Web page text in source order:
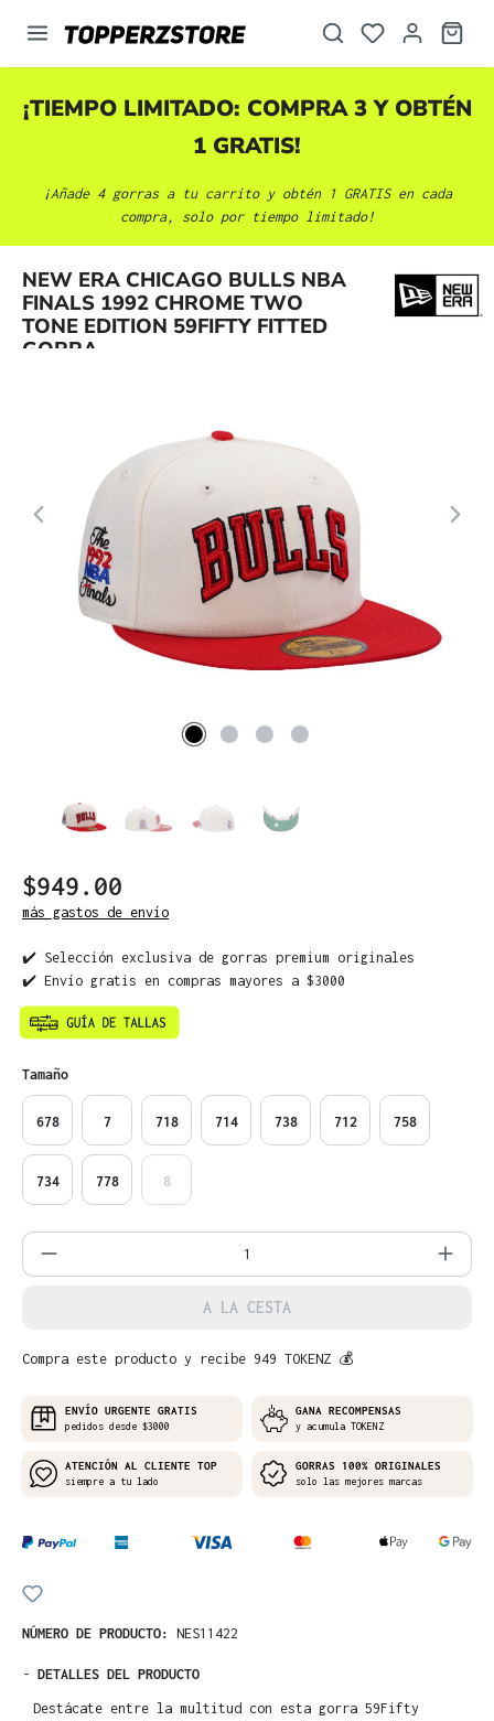
principal
¡TIEMPO LIMITADO: COMPRA 3 Y OBTÉN
1 GRATIS!
¡Añade 4 gorras a tu carrito y obtén 1 GRATIS en cada
compra, solo por tiempo limitado!
NEW ERA CHICAGO BULLS NBA
FINALS 1992 CHROME TWO
TONE EDITION 59FIFTY FITTED
GORRA
Omitir galería de imágenes
$949.00
más gastos de envío
✔️ Selección exclusiva de gorras premium originales
✔️ Envío gratis en compras mayores a $3000
Seleccione
Tamaño
678 7 718 714 738 712 758
734 778 8
Cantidad del producto: introduce la
A LA CESTA
Compra este producto y recibe 949 TOKENZ 💰
ENVÍO URGENTE GRATIS
pedidos desde $3000
GANA RECOMPENSAS
y acumula TOKENZ
ATENCIÓN AL CLIENTE TOP
siempre a tu lado
GORRAS 100% ORIGINALES
solo las mejores marcas
NÚMERO DE PRODUCTO: NES11422
- DETALLES DEL PRODUCTO
Destácate entre la multitud con esta gorra 59Fifty